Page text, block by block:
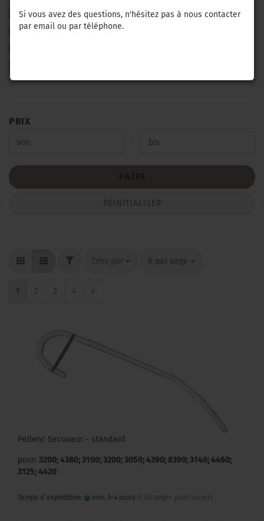
Si vous avez des questions, n'hésitez pas à nous contacter
par email ou par téléphone.
Électronique (capteurs, etc.)
Récipient à raisin
PRIX
PRIX
Prix bis -
FILTRE
RÉINITIALISER
FILTERTrier par
Trier par 8 par page
par page
1 2 3 4 »
Pellenc Secoueur - standard
pour: 3200; 4380; 3100; 3200; 3050; 4390; 8390; 3140; 4460;
3125; 4420
Temps d`expédition: env. 3-4 jours (l`étranger peut varier)